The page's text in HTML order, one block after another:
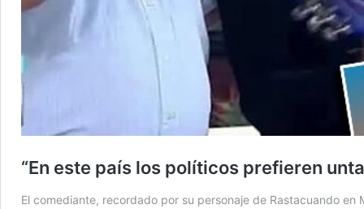
“En este país los políticos prefieren
El comediante, recordado por su personaje de Rastacuando